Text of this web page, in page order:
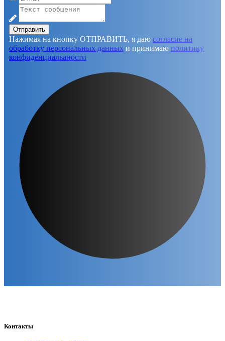
Отправить
Нажимая на кнопку ОТПРАВИТЬ, я даю согласие на
обработку персональных данных и принимаю политику
конфиденциальаности
Контакты